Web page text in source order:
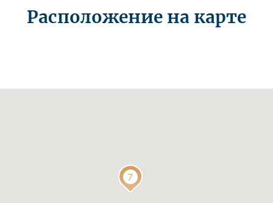
Расположение на карте